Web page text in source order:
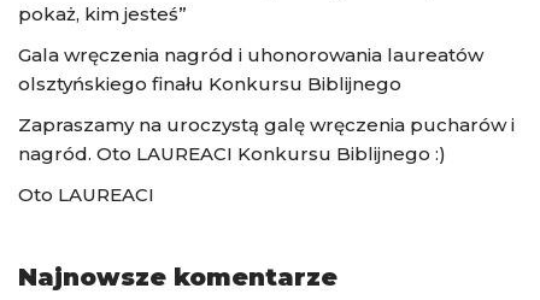
pokaż, kim jesteś”
Gala wręczenia nagród i uhonorowania laureatów
olsztyńskiego finału Konkursu Biblijnego
Zapraszamy na uroczystą galę wręczenia pucharów i
nagród. Oto LAUREACI Konkursu Biblijnego :)
Oto LAUREACI
Najnowsze komentarze